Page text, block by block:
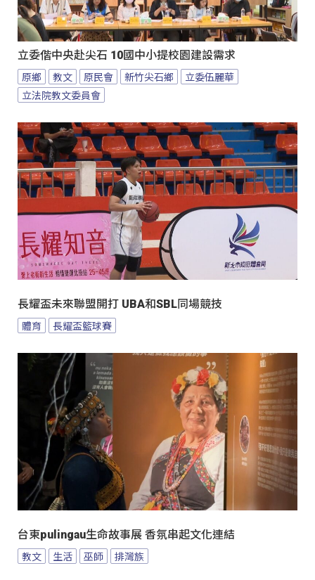
立委偕中央赴尖石 10國中小提校園建設需求
原鄉 教文 原民會 新竹尖石鄉
立委伍麗華
立法院教文委員會
長耀盃未來聯盟開打 UBA和SBL同場競技
體育 長耀盃籃球賽
台東pulingau生命故事展 香氛串起文化連結
教文 生活 巫師 排灣族